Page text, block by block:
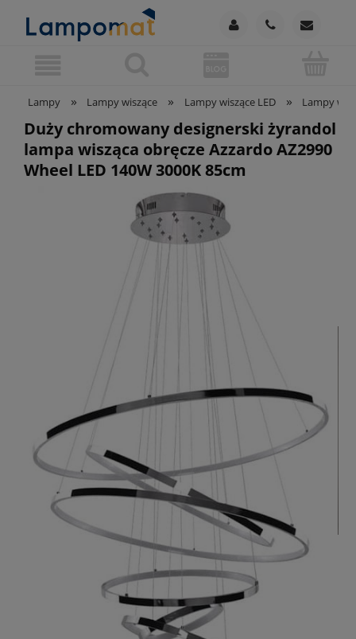
Lampy » Lampy wiszące » Lampy wiszące LED » Lampy
Duży chromowany designerski żyrandol
lampa wisząca obręcze Azzardo AZ2990
Wheel LED 140W 3000K 85cm